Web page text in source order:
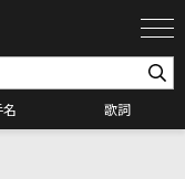
名 歌詞